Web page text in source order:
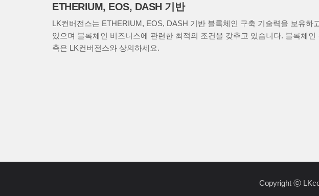
ETHERIUM, EOS, DASH 기반
LK컨버전스는 ETHERIUM, EOS, DASH 기반 블록체인 구축 기술력을 보유하
있으며 블록체인 비즈니스에 관련한 최적의 조건을 갖추고 있습니다. 블록체인
축은 LK컨버전스와 상의하세요.
Copyright ⓒ